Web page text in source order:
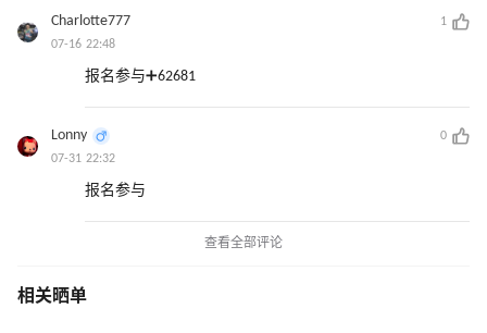
Charlotte777
1
07-16 22:48
报名参与➕62681
Lonny
0
07-31 22:32
报名参与
查看全部评论
相关晒单